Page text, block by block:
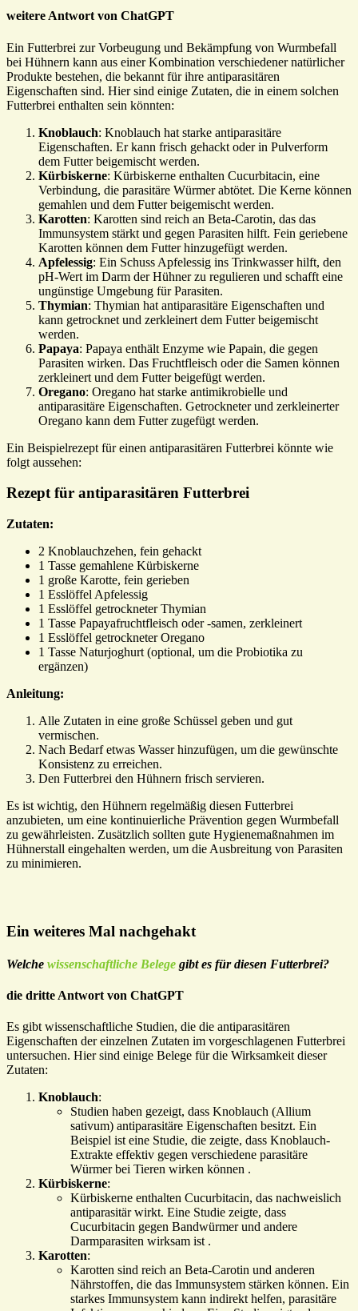
weitere Antwort von ChatGPT
Ein Futterbrei zur Vorbeugung und Bekämpfung von Wurmbefall
bei Hühnern kann aus einer Kombination verschiedener natürlicher
Produkte bestehen, die bekannt für ihre antiparasitären
Eigenschaften sind. Hier sind einige Zutaten, die in einem solchen
Futterbrei enthalten sein könnten:
Knoblauch: Knoblauch hat starke antiparasitäre
Eigenschaften. Er kann frisch gehackt oder in Pulverform
dem Futter beigemischt werden.
Kürbiskerne: Kürbiskerne enthalten Cucurbitacin, eine
Verbindung, die parasitäre Würmer abtötet. Die Kerne können
gemahlen und dem Futter beigemischt werden.
Karotten: Karotten sind reich an Beta-Carotin, das das
Immunsystem stärkt und gegen Parasiten hilft. Fein geriebene
Karotten können dem Futter hinzugefügt werden.
Apfelessig: Ein Schuss Apfelessig ins Trinkwasser hilft, den
pH-Wert im Darm der Hühner zu regulieren und schafft eine
ungünstige Umgebung für Parasiten.
Thymian: Thymian hat antiparasitäre Eigenschaften und
kann getrocknet und zerkleinert dem Futter beigemischt
werden.
Papaya: Papaya enthält Enzyme wie Papain, die gegen
Parasiten wirken. Das Fruchtfleisch oder die Samen können
zerkleinert und dem Futter beigefügt werden.
Oregano: Oregano hat starke antimikrobielle und
antiparasitäre Eigenschaften. Getrockneter und zerkleinerter
Oregano kann dem Futter zugefügt werden.
Ein Beispielrezept für einen antiparasitären Futterbrei könnte wie
folgt aussehen:
Rezept für antiparasitären Futterbrei
Zutaten:
2 Knoblauchzehen, fein gehackt
1 Tasse gemahlene Kürbiskerne
1 große Karotte, fein gerieben
1 Esslöffel Apfelessig
1 Esslöffel getrockneter Thymian
1 Tasse Papayafruchtfleisch oder -samen, zerkleinert
1 Esslöffel getrockneter Oregano
1 Tasse Naturjoghurt (optional, um die Probiotika zu
ergänzen)
Anleitung:
Alle Zutaten in eine große Schüssel geben und gut
vermischen.
Nach Bedarf etwas Wasser hinzufügen, um die gewünschte
Konsistenz zu erreichen.
Den Futterbrei den Hühnern frisch servieren.
Es ist wichtig, den Hühnern regelmäßig diesen Futterbrei
anzubieten, um eine kontinuierliche Prävention gegen Wurmbefall
zu gewährleisten. Zusätzlich sollten gute Hygienemaßnahmen im
Hühnerstall eingehalten werden, um die Ausbreitung von Parasiten
zu minimieren.
Ein weiteres Mal nachgehakt
Welche wissenschaftliche Belege gibt es für diesen Futterbrei?
die dritte Antwort von ChatGPT
Es gibt wissenschaftliche Studien, die die antiparasitären
Eigenschaften der einzelnen Zutaten im vorgeschlagenen Futterbrei
untersuchen. Hier sind einige Belege für die Wirksamkeit dieser
Zutaten:
Knoblauch:
Studien haben gezeigt, dass Knoblauch (Allium
sativum) antiparasitäre Eigenschaften besitzt. Ein
Beispiel ist eine Studie, die zeigte, dass Knoblauch-
Extrakte effektiv gegen verschiedene parasitäre
Würmer bei Tieren wirken können .
Kürbiskerne:
Kürbiskerne enthalten Cucurbitacin, das nachweislich
antiparasitär wirkt. Eine Studie zeigte, dass
Cucurbitacin gegen Bandwürmer und andere
Darmparasiten wirksam ist .
Karotten:
Karotten sind reich an Beta-Carotin und anderen
Nährstoffen, die das Immunsystem stärken können. Ein
starkes Immunsystem kann indirekt helfen, parasitäre